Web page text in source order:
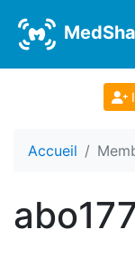
Accueil